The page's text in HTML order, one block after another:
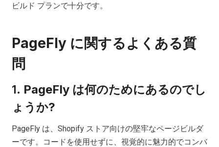
ビルド プランで十分です。
PageFly に関するよくある質
問
1. PageFly は何のためにあるのでし
ょうか?
PageFly は、Shopify ストア向けの堅牢なページビルダ
ーです。コードを使用せずに、視覚的に魅力的でコンバ